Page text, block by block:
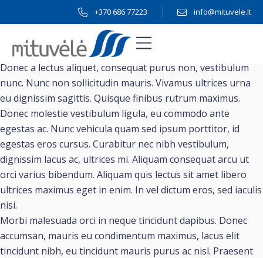
prie
turinio
+370 686 77223 info@mituvele.lt
Menu
Lorem ipsum dolor sit amet, consectetur adipiscing elit.
Donec a lectus aliquet, consequat purus non, vestibulum
nunc. Nunc non sollicitudin mauris. Vivamus ultrices urna
eu dignissim sagittis. Quisque finibus rutrum maximus.
Donec molestie vestibulum ligula, eu commodo ante
egestas ac. Nunc vehicula quam sed ipsum porttitor, id
egestas eros cursus. Curabitur nec nibh vestibulum,
dignissim lacus ac, ultrices mi. Aliquam consequat arcu ut
orci varius bibendum. Aliquam quis lectus sit amet libero
ultrices maximus eget in enim. In vel dictum eros, sed iaculis
nisi.
Morbi malesuada orci in neque tincidunt dapibus. Donec
accumsan, mauris eu condimentum maximus, lacus elit
tincidunt nibh, eu tincidunt mauris purus ac nisl. Praesent